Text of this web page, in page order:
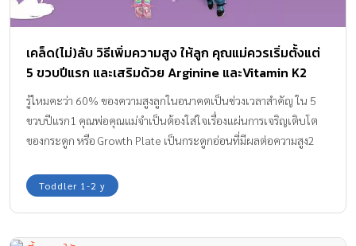
ประสิทธิภาพ ซึ่งวันนี้เราจะมาเจาะลึกกลไกทางสรีรวิทยากันค่ะว่า
ทำไมเด็กวัย 4-12 ปี ถึงต้องการแคลเซียมสูงเป็นพิเศษ และทำไม
แคลเซียมธรรมชาติจากนมวัวมีผลอย่างไร ไขข้อสงสัย: […]
เคล็ด(ไม่)ลับ วิธีเพิ่มความสูง ให้ลูก คุณแม่ควรเริ่มตั้งแต่
5 ขวบปีแรก และเสริมด้วย Arginine และVitamin K2
รู้ไหมคะว่า 60% ของความสูงลูกในอนาคตเป็นช่วงเวลาสำคัญ ใน 5
ขวบปีแรก1 คุณพ่อคุณแม่จำเป็นต้องใส่ใจเรื่องแผ่นการเจริญเติบโต
ของกระดูก หรือ Growth Plate เป็นกระดูกอ่อนที่มีผลต่อความสูง2
Toddler 1-2 y